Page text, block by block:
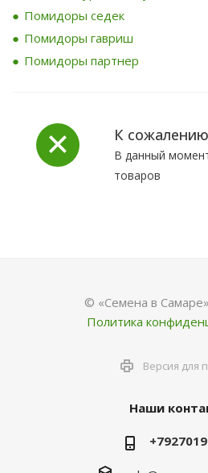
Помидоры седек
Помидоры гавриш
Помидоры партнер
К
В данный
товаров
© «Семена в
Политика
Версия для
Наши